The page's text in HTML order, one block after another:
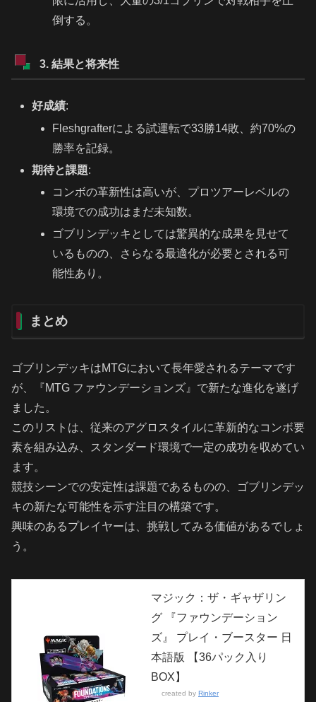
倒する。
3. 結果と将来性
好成績:
Fleshgrafterによる試運転で33勝14敗、約70%の
勝率を記録。
期待と課題:
コンボの革新性は高いが、プロツアーレベルの
環境での成功はまだ未知数。
ゴブリンデッキとしては驚異的な成果を見せて
いるものの、さらなる最適化が必要とされる可
能性あり。
まとめ
ゴブリンデッキはMTGにおいて長年愛されるテーマです
が、『MTG ファウンデーションズ』で新たな進化を遂げ
ました。
このリストは、従来のアグロスタイルに革新的なコンボ要
素を組み込み、スタンダード環境で一定の成功を収めてい
ます。
競技シーンでの安定性は課題であるものの、ゴブリンデッ
キの新たな可能性を示す注目の構築です。
興味のあるプレイヤーは、挑戦してみる価値があるでしょ
う。
マジック：ザ・ギャザリン
グ 『ファウンデーション
ズ』 プレイ・ブースター 日
本語版 【36パック入り
BOX】
created by Rinker